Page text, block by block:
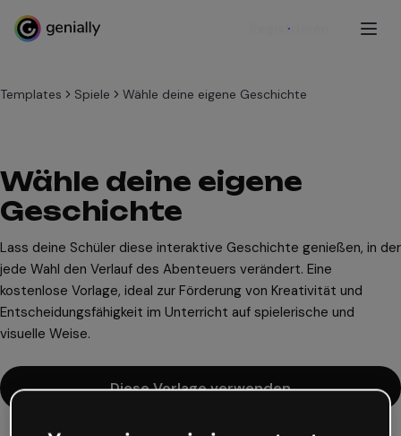
Registrieren
Templates Spiele Wähle deine eigene Geschichte
Wähle deine eigene
Geschichte
Lass deine Schüler diese interaktive Geschichte genießen, in der
jede Wahl den Verlauf des Abenteuers verändert. Eine
kostenlose Vorlage, ideal zur Förderung von Kreativität und
Entscheidungsfähigkeit im Unterricht auf spielerische und
visuelle Weise.
Diese Vorlage verwenden